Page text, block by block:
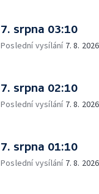
7. srpna 03:10
Poslední vysílání 7. 8. 2026
7. srpna 02:10
Poslední vysílání 7. 8. 2026
7. srpna 01:10
Poslední vysílání 7. 8. 2026